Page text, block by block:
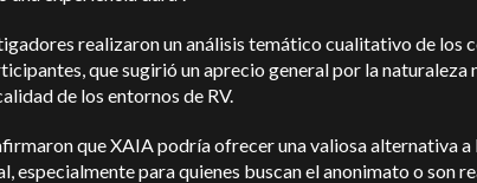
realizaron un análisis temático cualitativo de los
que sugirió un aprecio general por la naturaleza
de los entornos de RV.
que XAIA podría ofrecer una valiosa alternativa a
especialmente para quienes buscan el anonimato o son